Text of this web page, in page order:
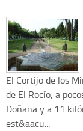
El Cortijo de los
de El Rocío, a
Doñana y a 11
est&aacu...